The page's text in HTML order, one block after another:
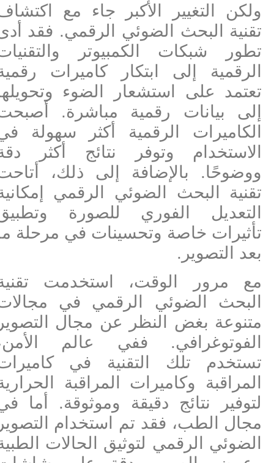
ولكن التغيير الأكبر جاء مع اكتشاف
تقنية البحث الضوئي الرقمي. فقد أدى
تطور شبكات الكمبيوتر والتقنيات
الرقمية إلى ابتكار كاميرات رقمية
تعتمد على استشعار الضوء وتحويلها
إلى بيانات رقمية مباشرة. أصبحت
الكاميرات الرقمية أكثر سهولة في
الاستخدام وتوفر نتائج أكثر دقة
ووضوحًا. بالإضافة إلى ذلك، أتاحت
تقنية البحث الضوئي الرقمي إمكانية
التعديل الفوري للصورة وتطبيق
تأثيرات خاصة وتحسينات في مرحلة ما
بعد التصوير.
مع مرور الوقت، استخدمت تقنية
البحث الضوئي الرقمي في مجالات
متنوعة بغض النظر عن مجال التصوير
الفوتوغرافي. ففي عالم الأمن،
تستخدم تلك التقنية في كاميرات
المراقبة وكاميرات المراقبة الحرارية
لتوفير نتائج دقيقة وموثوقة. أما في
مجال الطب، فقد تم استخدام التصوير
الضوئي الرقمي لتوثيق الحالات الطبية